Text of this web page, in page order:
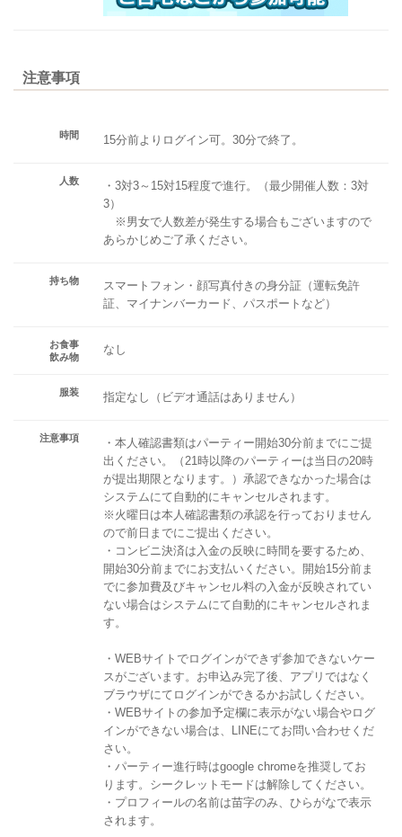
注意事項
時間 15分前よりログイン可。30分で終了。
人数
・3対3～15対15程度で進行。（最少開催人数：3対
3）
※男女で人数差が発生する場合もございますので
あらかじめご了承ください。
持ち物
スマートフォン・顔写真付きの身分証（運転免許
証、マイナンバーカード、パスポートなど）
お食事
飲み物
なし
服装 指定なし（ビデオ通話はありません）
注意事項
・本人確認書類はパーティー開始30分前までにご提
出ください。（21時以降のパーティーは当日の20時
が提出期限となります。）承認できなかった場合は
システムにて自動的にキャンセルされます。
※火曜日は本人確認書類の承認を行っておりません
ので前日までにご提出ください。
・コンビニ決済は入金の反映に時間を要するため、
開始30分前までにお支払いください。開始15分前ま
でに参加費及びキャンセル料の入金が反映されてい
ない場合はシステムにて自動的にキャンセルされま
す。
・WEBサイトでログインができず参加できないケー
スがございます。お申込み完了後、アプリではなく
ブラウザにてログインができるかお試しください。
・WEBサイトの参加予定欄に表示がない場合やログ
インができない場合は、LINEにてお問い合わせくだ
さい。
・パーティー進行時はgoogle chromeを推奨してお
ります。シークレットモードは解除してください。
・プロフィールの名前は苗字のみ、ひらがなで表示
されます。